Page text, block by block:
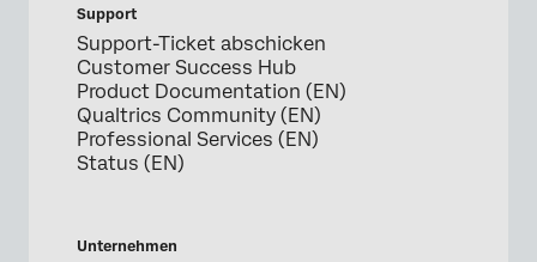
Support
Support-Ticket abschicken
Customer Success Hub
Product Documentation (EN)
Qualtrics Community (EN)
Professional Services (EN)
Status (EN)
Unternehmen